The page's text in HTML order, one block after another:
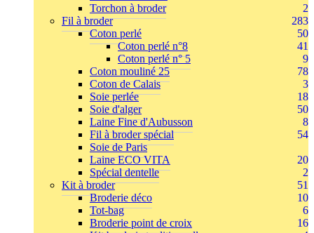
Torchon à broder
2
Fil à broder
283
Coton perlé
50
Coton perlé n°8
41
Coton perlé n° 5
9
Coton mouliné 25
78
Coton de Calais
3
Soie perlée
18
Soie d'alger
50
Laine Fine d'Aubusson
8
Fil à broder spécial
54
Soie de Paris
Laine ECO VITA
20
Spécial dentelle
2
Kit à broder
51
Broderie déco
10
Tot-bag
6
Broderie point de croix
16